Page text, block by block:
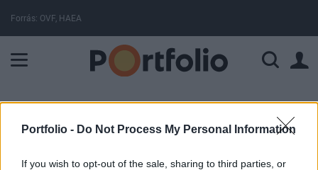
Portfolio - Do Not Process My Personal Information
If you wish to opt-out of the sale, sharing to third parties, or
Forrás: OVF, HAEA